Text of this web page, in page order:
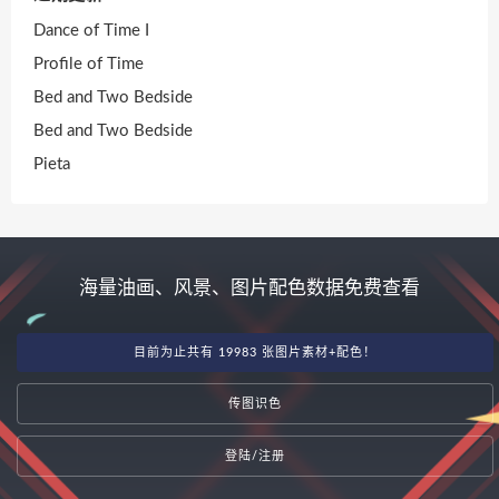
Dance of Time I
Profile of Time
Bed and Two Bedside
Bed and Two Bedside
Pieta
海量油画、风景、图片配色数据免费查看
目前为止共有 19983 张图片素材+配色！
传图识色
登陆/注册